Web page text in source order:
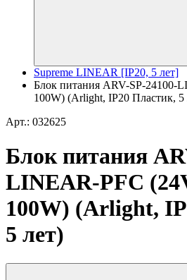
Supreme LINEAR [IP20, 5 лет]
Блок питания ARV-SP-24100-
100W) (Arlight, IP20 Пластик, 5
Арт.: 032625
Блок питания
LINEAR-PFC
100W) (Arlight,
5 лет)